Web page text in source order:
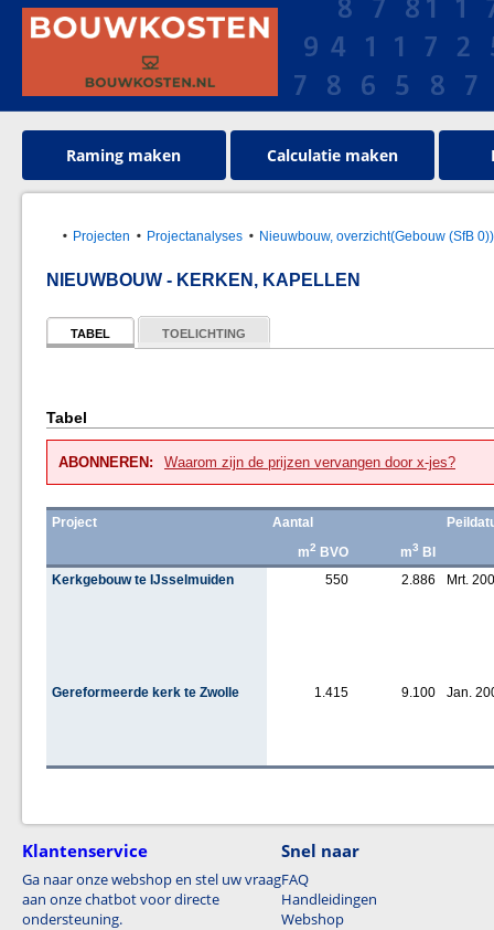
Raming maken Calculatie maken
Projecten Projectanalyses Nieuwbouw, overzicht(Gebouw (SfB 0))
NIEUWBOUW - KERKEN, KAPELLEN
TABEL TOELICHTING
Tabel
ABONNEREN: Waarom zijn de prijzen vervangen door x-jes?
Project Aantal
m2 BVO m3 BI
Kerkgebouw te IJsselmuiden
550 2.886 Mrt.
Gereformeerde kerk te Zwolle 1.415 9.100 Jan.
Klantenservice
Ga naar onze webshop en stel uw vraag
aan onze chatbot voor directe
ondersteuning.
Snel naar
FAQ
Handleidingen
Webshop